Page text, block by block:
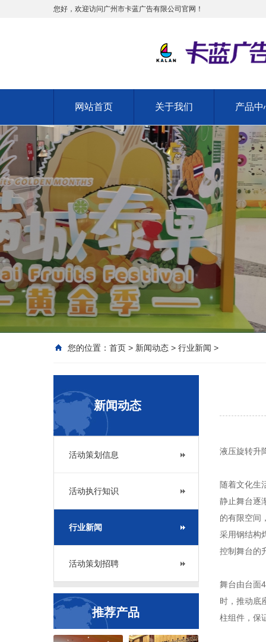
您好，欢迎访问广州市卡蓝广告有限公司官网！
网站首页 关于我们 产品中
您的位置： 首页 > 新闻动态 > 行业新闻 >
新闻动态
活动策划信息
活动执行知识
行业新闻
活动策划招聘
推荐产品
液压旋转升
随着文化生
静止舞台逐
的有限空间
采用钢结构
控制舞台的
舞台由台面
时，推动底
柱组件，保